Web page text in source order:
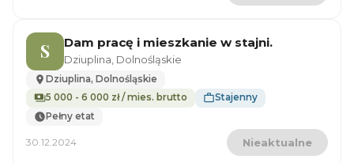
S Dam pracę i mieszkanie w stajni.
Dziuplina, Dolnośląskie
Dziuplina, Dolnośląskie
5 000 - 6 000 zł / mies. brutto
Stajenny
Pełny etat
30.12.2024 Nieaktualne